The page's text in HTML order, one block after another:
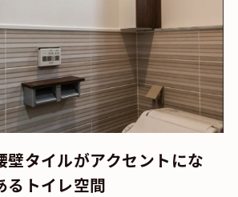
壁タイルがアクセントにな
るトイレ空間